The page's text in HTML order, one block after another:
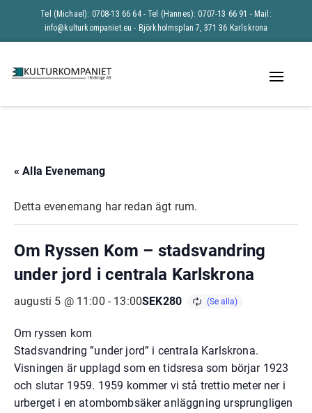
Tel (Michael): 0708-13 66 64 - Tel (Hannes): 0707-13 66 91 - Mail:
info@kulturkompaniet.eu - Björkholmsplan 7, 371 36 Karlskrona
« Alla Evenemang
Detta evenemang har redan ägt rum.
Om Ryssen Kom – stadsvandring
under jord i centrala Karlskrona
augusti 5 @ 11:00 - 13:00SEK280
Om ryssen kom
Stadsvandring ”under jord” i centrala Karlskrona.
Visningen är upplagd som en tidsresa som börjar 1923
och slutar 1959. 1959 kommer vi stå trettio meter ner i
urberget i en atombombsäker anläggning ursprungligen